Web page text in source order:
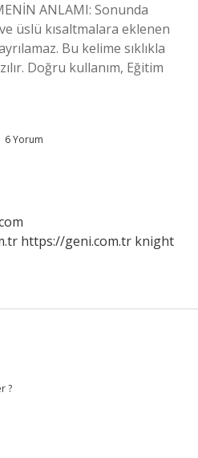
ANLAMI: Sonunda
üslü kısaltmalara eklenen
Bu kelime sıklıkla
Doğru kullanım, Eğitim
6 Yorum
https://geni.com.tr knight
?